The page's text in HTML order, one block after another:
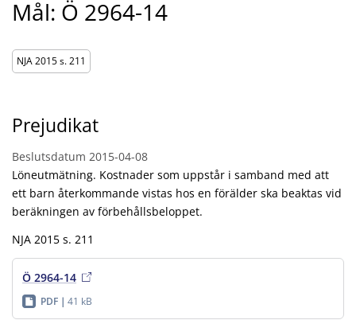
Mål: Ö 2964-14
NJA 2015 s. 211
Prejudikat
Beslutsdatum 2015-04-08
Löneutmätning. Kostnader som uppstår i samband med att
ett barn återkommande vistas hos en förälder ska beaktas vid
beräkningen av förbehållsbeloppet.
NJA 2015 s. 211
Ö 2964-14
PDF 41 kB